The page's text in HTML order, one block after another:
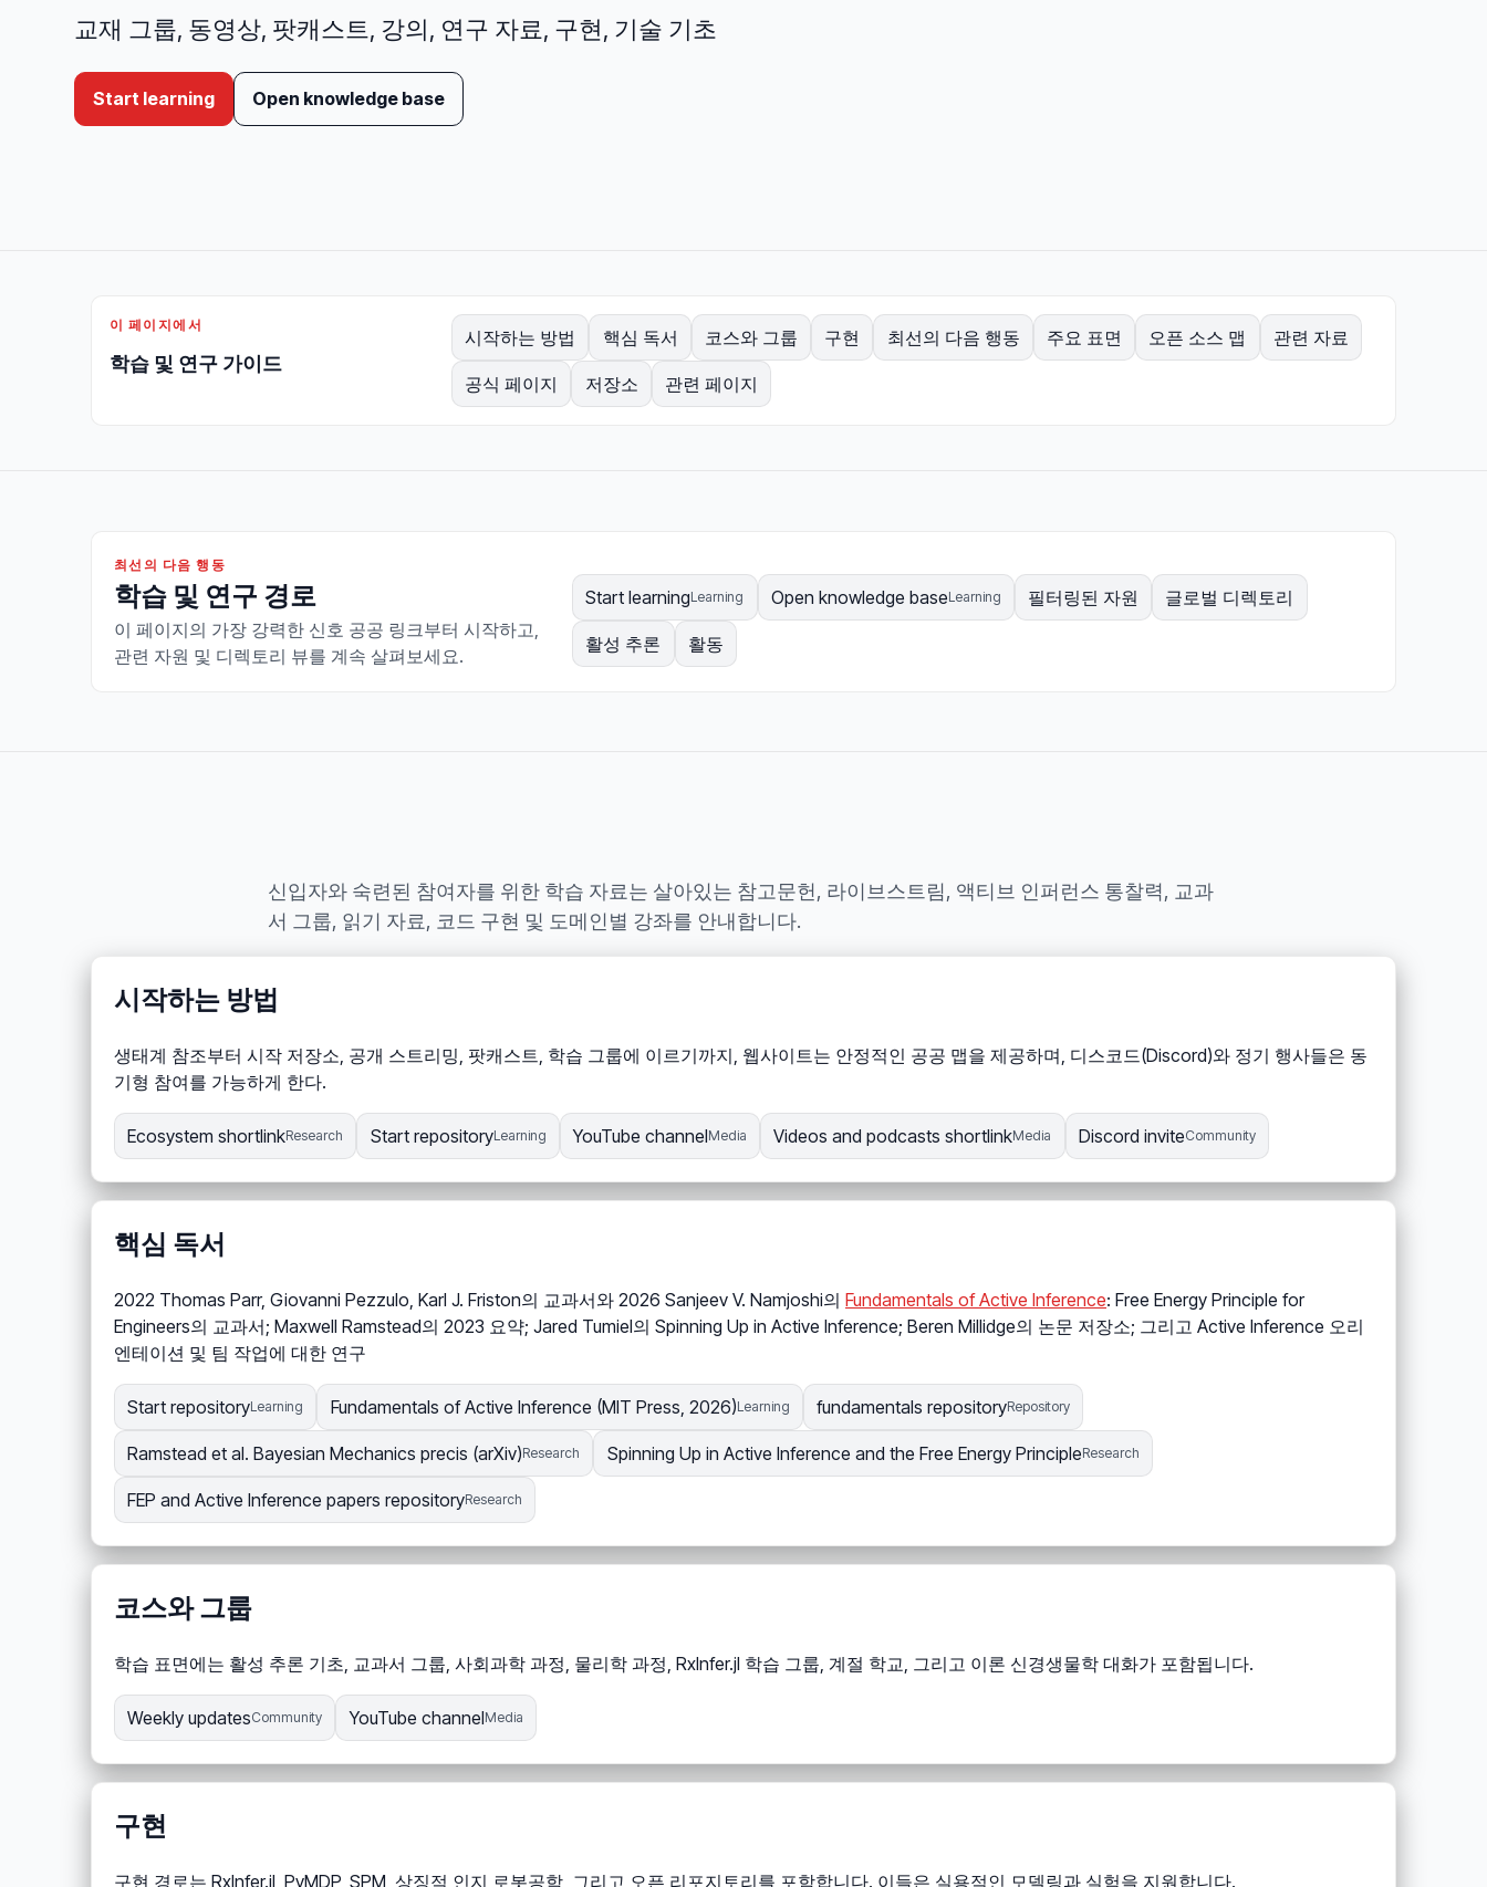
교재 그룹, 동영상, 팟캐스트, 강의, 연구 자료, 구현, 기술 기초
Start learning Open knowledge base
이 페이지에서
학습 및 연구 가이드
시작하는 방법 핵심 독서 코스와 그룹 구현 최선의 다음 행동 주요 표면 오픈 소스 맵 관련 자료
공식 페이지 저장소 관련 페이지
최선의 다음 행동
학습 및 연구 경로
이 페이지의 가장 강력한 신호 공공 링크부터 시작하고,
관련 자원 및 디렉토리 뷰를 계속 살펴보세요.
Start learningLearning Open knowledge baseLearning 필터링된 자원 글로벌 디렉토리
활성 추론 활동
신입자와 숙련된 참여자를 위한 학습 자료는 살아있는 참고문헌, 라이브스트림, 액티브 인퍼런스 통찰력, 교과
서 그룹, 읽기 자료, 코드 구현 및 도메인별 강좌를 안내합니다.
시작하는 방법
생태계 참조부터 시작 저장소, 공개 스트리밍, 팟캐스트, 학습 그룹에 이르기까지, 웹사이트는 안정적인 공공 맵을 제공하며, 디스코드(Discord)와 정기 행사들은 동
기형 참여를 가능하게 한다.
Ecosystem shortlinkResearch Start repositoryLearning YouTube channelMedia Videos and podcasts shortlinkMedia Discord inviteCommunity
핵심 독서
2022 Thomas Parr, Giovanni Pezzulo, Karl J. Friston의 교과서와 2026 Sanjeev V. Namjoshi의 Fundamentals of Active Inference: Free Energy Principle for
Engineers의 교과서; Maxwell Ramstead의 2023 요약; Jared Tumiel의 Spinning Up in Active Inference; Beren Millidge의 논문 저장소; 그리고 Active Inference 오리
엔테이션 및 팀 작업에 대한 연구
Start repositoryLearning Fundamentals of Active Inference (MIT Press, 2026)Learning fundamentals repositoryRepository
Ramstead et al. Bayesian Mechanics precis (arXiv)Research Spinning Up in Active Inference and the Free Energy PrincipleResearch
FEP and Active Inference papers repositoryResearch
코스와 그룹
학습 표면에는 활성 추론 기초, 교과서 그룹, 사회과학 과정, 물리학 과정, RxInfer.jl 학습 그룹, 계절 학교, 그리고 이론 신경생물학 대화가 포함됩니다.
Weekly updatesCommunity YouTube channelMedia
구현
구현 경로는 RxInfer.jl, PyMDP, SPM, 상징적 인지 로봇공학, 그리고 오픈 리포지토리를 포함합니다. 이들은 실용적인 모델링과 실험을 지원합니다.